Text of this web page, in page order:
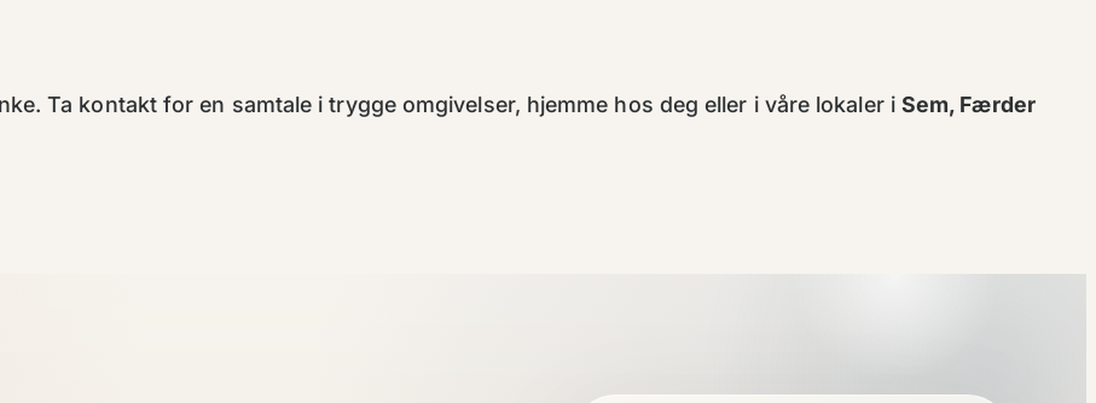
Ta kontakt for en samtale i trygge omgivelser, hjemme hos deg eller i våre lokaler i Sem, Færder